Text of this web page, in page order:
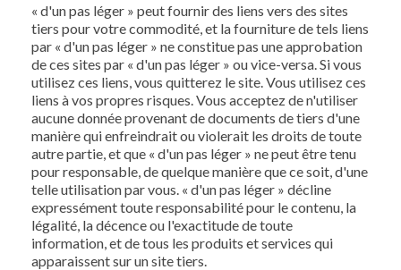
« d'un pas léger » peut fournir des liens vers des sites
tiers pour votre commodité, et la fourniture de tels liens
par « d'un pas léger » ne constitue pas une approbation
de ces sites par « d'un pas léger » ou vice-versa. Si vous
utilisez ces liens, vous quitterez le site. Vous utilisez ces
liens à vos propres risques. Vous acceptez de n'utiliser
aucune donnée provenant de documents de tiers d'une
manière qui enfreindrait ou violerait les droits de toute
autre partie, et que « d'un pas léger » ne peut être tenu
pour responsable, de quelque manière que ce soit, d'une
telle utilisation par vous. « d'un pas léger » décline
expressément toute responsabilité pour le contenu, la
légalité, la décence ou l'exactitude de toute
information, et de tous les produits et services qui
apparaissent sur ​​un site tiers.